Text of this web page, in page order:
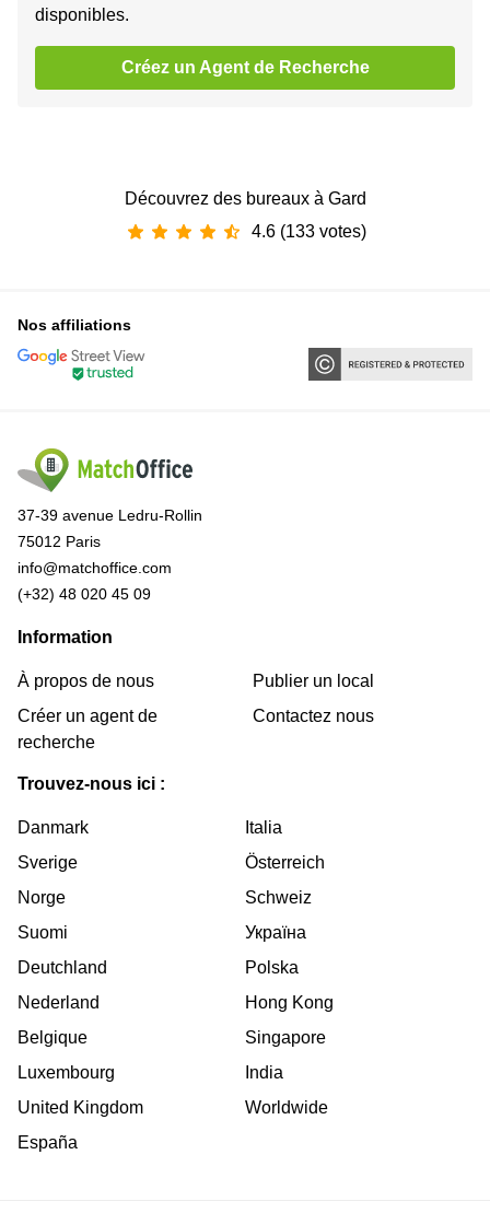
disponibles.
Créez un Agent de Recherche
Découvrez des bureaux à Gard
4.6 (133 votes)
Nos affiliations
37-39 avenue Ledru-Rollin
75012 Paris
info@matchoffice.com
(+32) 48 020 45 09
Information
À propos de nous
Créer un agent de
recherche
Publier un local
Contactez nous
Trouvez-nous ici :
Danmark
Sverige
Norge
Suomi
Deutchland
Nederland
Belgique
Luxembourg
United Kingdom
España
Italia
Österreich
Schweiz
Україна
Polska
Hong Kong
Singapore
India
Worldwide